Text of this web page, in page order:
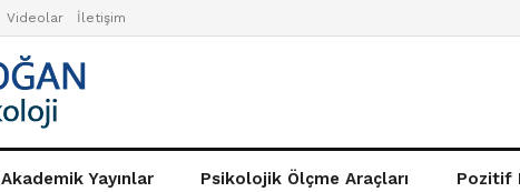
Videolar İletişim
Akademik Yayınlar Psikolojik Ölçme Araçları Pozitif